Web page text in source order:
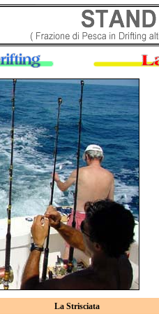
La Strisciata